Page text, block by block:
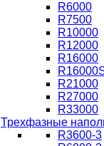
R6000
R7500
R10000
R12000
R16000
R21000
R27000
R33000
Трехфазные
R3600-3